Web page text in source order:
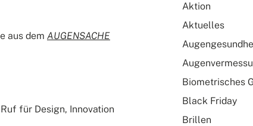
aus dem AUGENSACHE
für Design, Innovation
Aktion
Aktuelles
Biometrisches
Black Friday
Brillen